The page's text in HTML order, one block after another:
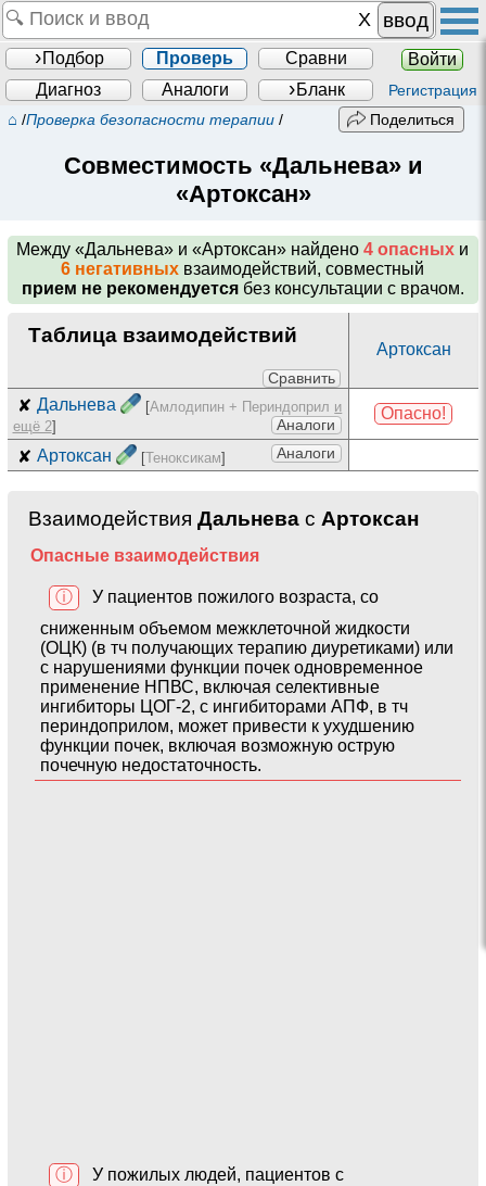
ввод
Подбор Проверь Сравни
Войти
Диагноз
Аналоги Бланк Регистрация
⌂ /Проверка безопасности терапии / Поделиться
Совместимость «Дальнева» и
«Артоксан»
Между«Дальнева» и «Артоксан» найдено4 опасных и
6 негативных взаимодействий, совместный
прием не рекомендуетсябез консультации с врачом.
Таблица взаимодействий
Сравнить
Артоксан
✘ Дальнева [Амлодипин + Периндоприл и
ещё 2] Аналоги
Опасно!
✘ Артоксан [Теноксикам] Аналоги
Взаимодействия Дальнева с Артоксан
Опасные взаимодействия
ⓘ
У пациентов пожилого возраста, со
сниженным объемом межклеточной жидкости
(ОЦК) (в тч получающих терапию диуретиками) или
с нарушениями функции почек одновременное
применение НПВС, включая селективные
ингибиторы ЦОГ-2, с ингибиторами АПФ, в тч
периндоприлом, может привести к ухудшению
функции почек, включая возможную острую
почечную недостаточность.
ⓘ
У пожилых людей, пациентов с